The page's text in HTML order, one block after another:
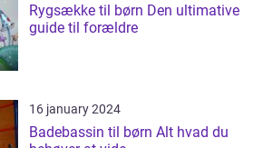
Rygsække til børn Den ultimative
guide til forældre
16 january 2024
Badebassin til børn Alt hvad du